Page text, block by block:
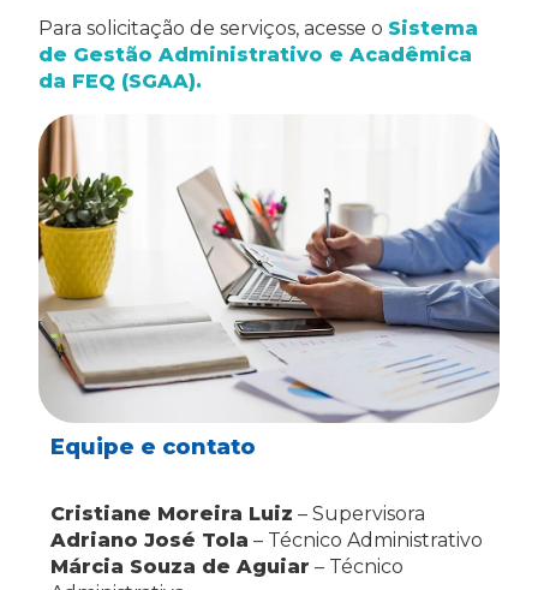
Para solicitação de serviços, acesse o Sistema
de Gestão Administrativo e Acadêmica
da FEQ (SGAA).
Equipe e contato
Cristiane Moreira Luiz – Supervisora
Adriano José Tola – Técnico Administrativo
Márcia Souza de Aguiar – Técnico